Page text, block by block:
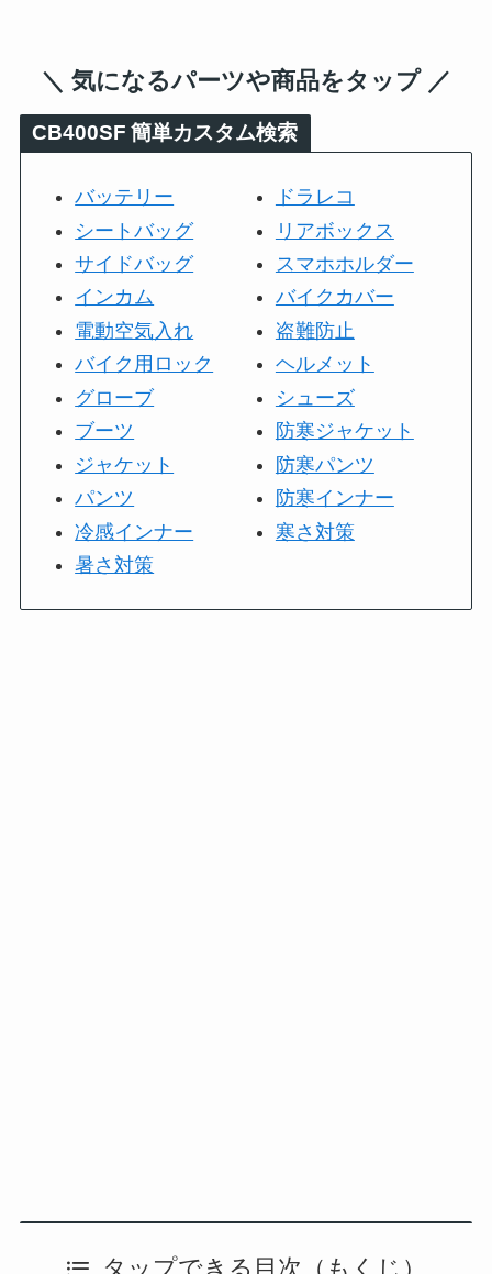
＼ 気になるパーツや商品をタップ ／
CB400SF 簡単カスタム検索
バッテリー
シートバッグ
サイドバッグ
インカム
電動空気入れ
バイク用ロック
グローブ
ブーツ
ジャケット
パンツ
冷感インナー
暑さ対策
ドラレコ
リアボックス
スマホホルダー
バイクカバー
盗難防止
ヘルメット
シューズ
防寒ジャケット
防寒パンツ
防寒インナー
寒さ対策
タップできる目次（もくじ）